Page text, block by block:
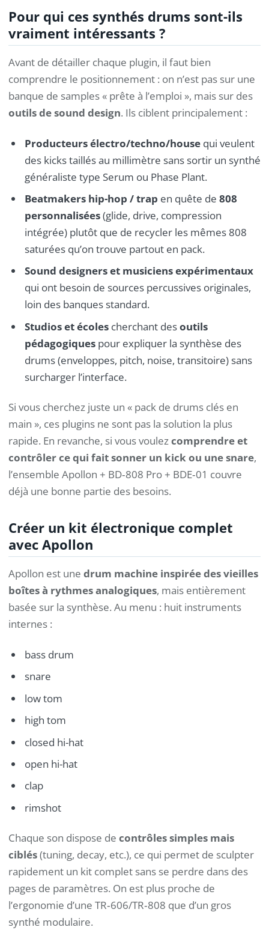
Pour qui ces synthés drums sont-ils
vraiment intéressants ?
Avant de détailler chaque plugin, il faut bien
comprendre le positionnement : on n’est pas sur une
banque de samples « prête à l’emploi », mais sur des
outils de sound design. Ils ciblent principalement :
Producteurs électro/techno/housequi veulent
des kicks taillés au millimètre sans sortir un synthé
généraliste type Serum ou Phase Plant.
Beatmakers hip-hop / trap en quête de 808
personnalisées(glide, drive, compression
intégrée) plutôt que de recycler les mêmes 808
saturées qu’on trouve partout en pack.
Sound designers et musiciens expérimentaux
qui ont besoin de sources percussives originales,
loin des banques standard.
Studios et écolescherchant desoutils
pédagogiquespour expliquer la synthèse des
drums (enveloppes, pitch, noise, transitoire) sans
surcharger l’interface.
Si vous cherchez juste un « pack de drums clés en
main », ces plugins ne sont pas la solution la plus
rapide. En revanche, si vous voulezcomprendre et
contrôler ce qui fait sonner un kick ou une snare,
l’ensemble Apollon + BD‑808 Pro + BDE‑01 couvre
déjà une bonne partie des besoins.
Créer un kit électronique complet
avec Apollon
Apollon est une drum machine inspirée des vieilles
boîtes à rythmes analogiques, mais entièrement
basée sur la synthèse. Au menu : huit instruments
internes :
bass drum
snare
low tom
high tom
closed hi-hat
open hi-hat
clap
rimshot
Chaque son dispose de contrôles simples mais
ciblés(tuning, decay, etc.), ce qui permet de sculpter
rapidement un kit complet sans se perdre dans des
pages de paramètres. On est plus proche de
l’ergonomie d’une TR‑606/TR‑808 que d’un gros
synthé modulaire.